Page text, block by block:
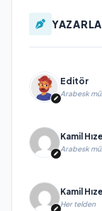
Editör
Arabesk
Kamil
Arabesk
Kamil
Her telden